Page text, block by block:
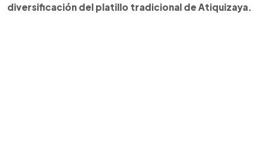
diversificación del platillo tradicional de Atiquizaya.